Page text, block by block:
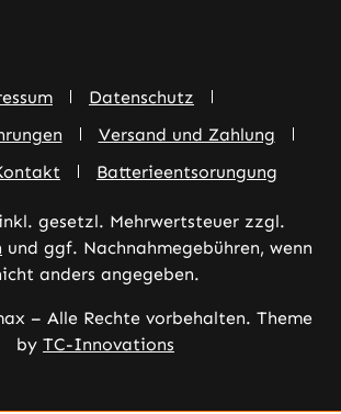
Datenschutz
Versand und Zahlung
Batterieentsorungung
gesetzl. Mehrwertsteuer zzgl.
und ggf. Nachnahmegebühren, wenn
anders angegeben.
– Alle Rechte vorbehalten. Theme
by TC-Innovations